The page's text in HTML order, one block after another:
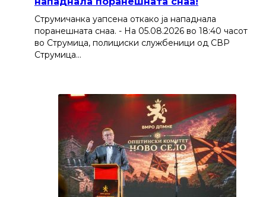
Струмичанка уапсена откако ја нападнала
поранешната снаа. - На 05.08.2026 во 18:40 часот
во Струмица, полициски службеници од СВР
Струмица…